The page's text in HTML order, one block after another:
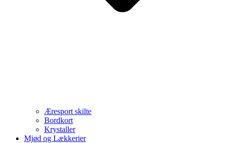
Æresport skilte
Bordkort
Krystaller
Mjød og Lækkerier